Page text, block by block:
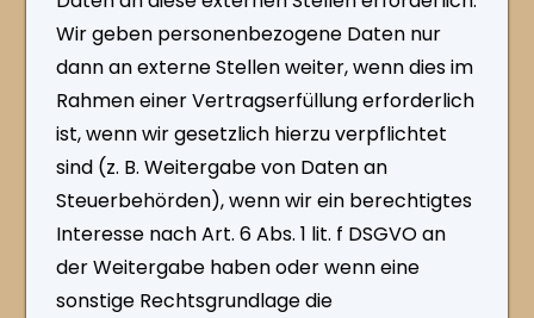
Wir geben personenbezogene Daten nur
dann an externe Stellen weiter, wenn dies im
Rahmen einer Vertragserfüllung erforderlich
ist, wenn wir gesetzlich hierzu verpflichtet
sind (z. B. Weitergabe von Daten an
Steuerbehörden), wenn wir ein berechtigtes
Interesse nach Art. 6 Abs. 1 lit. f DSGVO an
der Weitergabe haben oder wenn eine
sonstige Rechtsgrundlage die